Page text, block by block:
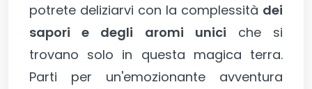
potrete deliziarvi con la complessità dei
sapori e degli aromi unici che si
trovano solo in questa magica terra.
Parti per un'emozionante avventura